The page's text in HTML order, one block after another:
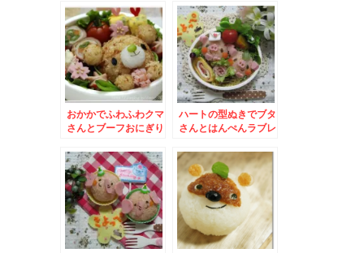
おかかでふわふわクマ
さんとブーフおにぎり
ハートの型ぬきでブタ
さんとはんぺんラブレ